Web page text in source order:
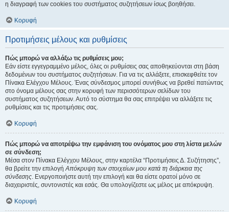
η διαγραφή των cookies του συστήματος συζητήσεων ίσως βοηθήσει.
Κορυφή
Προτιμήσεις μέλους και ρυθμίσεις
Πώς μπορώ να αλλάξω τις ρυθμίσεις μου;
Εάν είστε εγγεγραμμένο μέλος, όλες οι ρυθμίσεις σας αποθηκεύονται στη βάση
δεδομένων του συστήματος συζητήσεων. Για να τις αλλάξετε, επισκεφθείτε τον
Πίνακα Ελέγχου Μέλους. Ένας σύνδεσμος μπορεί συνήθως να βρεθεί πατώντας
στο όνομα μέλους σας στην κορυφή των περισσότερων σελίδων του
συστήματος συζητήσεων. Αυτό το σύστημα θα σας επιτρέψει να αλλάξετε τις
ρυθμίσεις και τις προτιμήσεις σας.
Κορυφή
Πώς μπορώ να αποτρέψω την εμφάνιση του ονόματος μου στη λίστα μελών
σε σύνδεση;
Μέσα στον Πίνακα Ελέγχου Μέλους, στην καρτέλα “Προτιμήσεις Δ. Συζήτησης”,
θα βρείτε την επιλογήΑπόκρυψη των στοιχείων μου κατά τη διάρκεια της
σύνδεσης. Ενεργοποιήστε αυτή την επιλογή και θα είστε ορατοί μόνο σε
διαχειριστές, συντονιστές και εσάς. Θα υπολογίζεστε ως μέλος με απόκρυψη.
Κορυφή